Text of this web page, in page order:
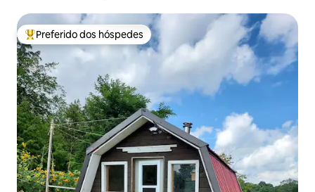
Entre os melhores preferidos dos hóspedes
Preferido dos hóspedes